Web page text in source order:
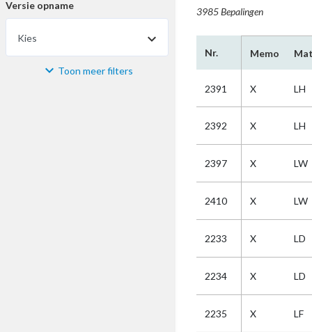
Versie opname
Kies
Materiaal Toon meer filters
3985 Bepalingen
Nr. Memo arrow_drop_down
2391 X LH
2392 X LH
2397 X LW
2410 X LW
2233 X LD
2234 X LD
2235 X LF